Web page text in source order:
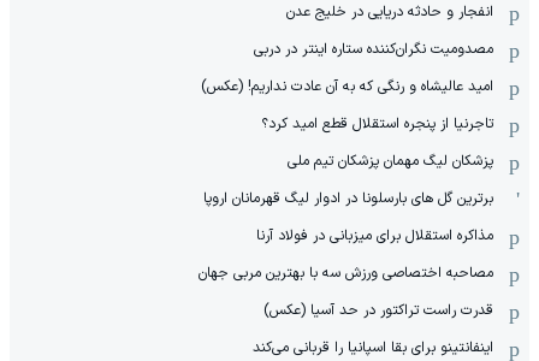
انفجار و حادثه دریایی در خلیج عدن
مصدومیت نگران‌کننده ستاره اینتر در دربی
امید عالیشاه و رنگی که به آن عادت نداریم! (عکس)
تاجرنیا از پنجره استقلال قطع امید کرد؟
پزشکان لیگ مهمان پزشکان تیم ملی
برترین گل های بارسلونا در ادوار لیگ قهرمانان اروپا
مذاکره استقلال برای میزبانی در فولاد آرنا
مصاحبه اختصاصی ورزش سه با بهترین مربی جهان
قدرت راست تراکتور در حد آسیا (عکس)
اینفانتینو برای بقا اسپانیا را قربانی می‌کند